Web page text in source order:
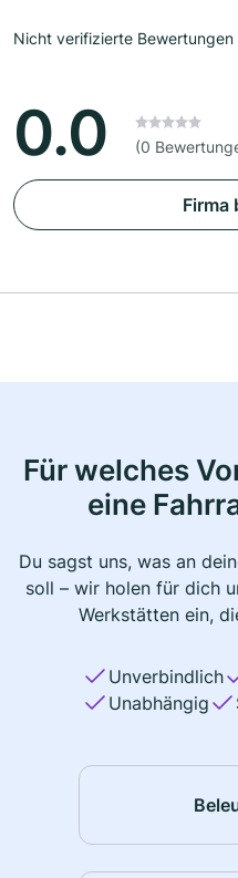
Nicht verifizierte Bewertungen
0.0 (0
Firma
Für welches
eine
Du sagst uns, was an
soll – wir holen für dich
Werkstätten ein,
Unverbindlich
Unabhängig